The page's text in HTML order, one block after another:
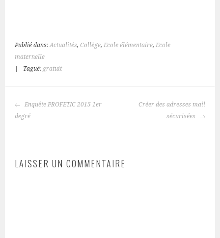
Publié dans:Actualités,Collège, Ecole élémentaire, Ecole
maternelle
Tagué: gratuit
NAVIGATION
DES
Enquête PROFETIC 2015 1er
degré
Créer des adresses mail
sécurisées
LAISSER UN COMMENTAIRE